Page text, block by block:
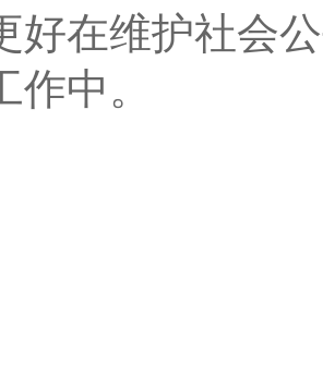
好在维护社会
作中。